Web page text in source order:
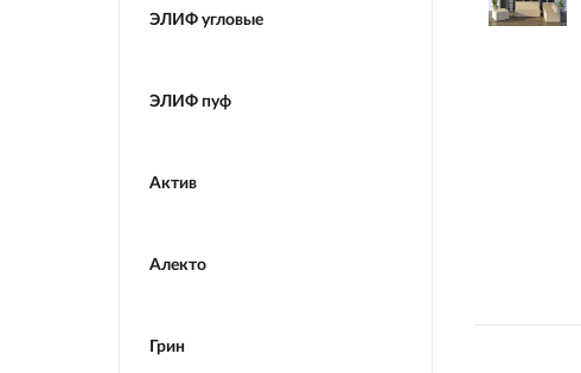
ЭЛИФ угловые
ЭЛИФ пуф
Актив
Алекто
Грин